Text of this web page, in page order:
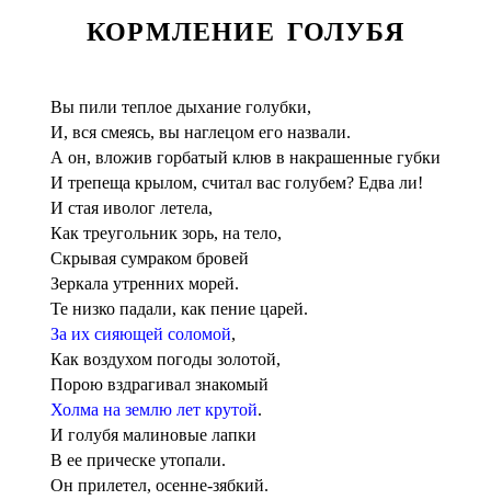
КОРМЛЕНИЕ ГОЛУБЯ
Вы пили теплое дыхание голубки,
И, вся смеясь, вы наглецом его назвали.
А он, вложив горбатый клюв в накрашенные губки
И трепеща крылом, считал вас голубем? Едва ли!
И стая иволог летела,
Как треугольник зорь, на тело,
Скрывая сумраком бровей
Зеркала утренних морей.
Те низко падали, как пение царей.
За их сияющей соломой,
Как воздухом погоды золотой,
Порою вздрагивал знакомый
Холма на землю лет крутой.
И голубя малиновые лапки
В ее прическе утопали.
Он прилетел, осенне-зябкий.